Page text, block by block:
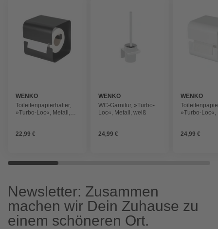
WENKO
Toilettenpapierhalter,
»Turbo-Loc«, Metall,
22,99 €
WENKO
WC-Garnitur, »Turbo-
Loc«, Metall, weiß
24,99 €
WENKO
»Turbo-Loc«,
24,99 €
Newsletter: Zusammen
machen wir Dein Zuhause zu
einem schöneren Ort.